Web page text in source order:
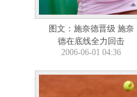
图文：施奈德晋级 施奈
德在底线全力回击
2006-06-01 04:36